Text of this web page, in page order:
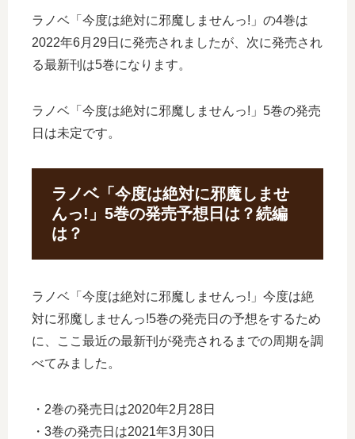
ラノベ「今度は絶対に邪魔しませんっ!」の4巻は
2022年6月29日に発売されましたが、次に発売され
る最新刊は5巻になります。
ラノベ「今度は絶対に邪魔しませんっ!」5巻の発売
日は未定です。
ラノベ「今度は絶対に邪魔しませ
んっ!」5巻の発売予想日は？続編
は？
ラノベ「今度は絶対に邪魔しませんっ!」今度は絶
対に邪魔しませんっ!5巻の発売日の予想をするため
に、ここ最近の最新刊が発売されるまでの周期を調
べてみました。
・2巻の発売日は2020年2月28日
・3巻の発売日は2021年3月30日